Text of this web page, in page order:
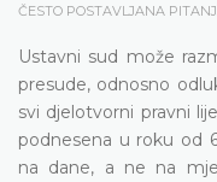
ČESTO POSTAVLJANA
Ustavni sud može
presude, odnosno
svi djelotvorni pravni
podnesena u roku od
na dane, a ne na